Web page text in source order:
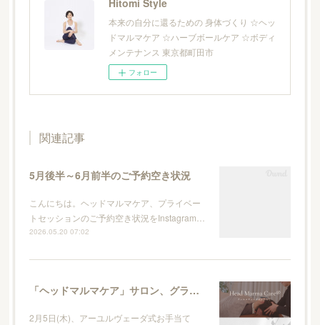
Hitomi Style
本来の自分に還るための 身体づくり ☆ヘッ
ドマルマケア ☆ハーブボールケア ☆ボディ
メンテナンス 東京都町田市
フォロー
関連記事
5月後半～6月前半のご予約空き状況
こんにちは。ヘッドマルマケア、プライベー
トセッションのご予約空き状況をInstagram…
2026.05.20 07:02
「ヘッドマルマケア」サロン、グランドオープン！
2月5日(木)、アーユルヴェーダ式お手当て